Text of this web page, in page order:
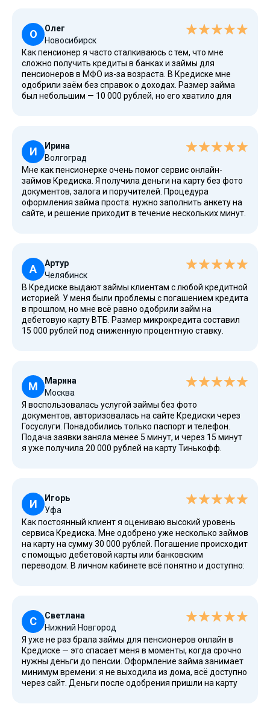
вариант особенно выгодным. Для меня это стало
лучшим выходом в сложной ситуации.
О
Олег
Новосибирск
Как пенсионер я часто сталкиваюсь с тем, что мне
сложно получить кредиты в банках и займы для
пенсионеров в МФО из-за возраста. В Кредиске мне
одобрили заём без справок о доходах. Размер займа
был небольшим — 10 000 рублей, но его хватило для
услуги без скрытых комиссий и переплат. Спасибо!
И
Ирина
Волгоград
Мне как пенсионерке очень помог сервис онлайн-
займов Кредиска. Я получила деньги на карту без фото
документов, залога и поручителей. Процедура
оформления займа проста: нужно заполнить анкету на
сайте, и решение приходит в течение нескольких минут.
без проблем.
А
Артур
Челябинск
В Кредиске выдают займы клиентам с любой кредитной
историей. У меня были проблемы с погашением кредита
в прошлом, но мне всё равно одобрили займ на
дебетовую карту ВТБ. Размер микрокредита составил
15 000 рублей под сниженную процентную ставку.
надежных вариантов для тех, кому нужны деньги
срочно и без лишних формальностей.
М
Марина
Москва
Я воспользовалась услугой займы без фото
документов, авторизовалась на сайте Кредиски через
Госуслуги. Понадобились только паспорт и телефон.
Подача заявки заняла менее 5 минут, и через 15 минут
я уже получила 20 000 рублей на карту Тинькофф.
личный кабинет, что очень удобно. Для меня это был
оптимальный вариант, без лишних вопросов и
сложностей.
И
Игорь
Уфа
Как постоянный клиент я оцениваю высокий уровень
сервиса Кредиска. Мне одобрено уже несколько займов
на карту на сумму 30 000 рублей. Погашение происходит
с помощью дебетовой карты или банковским
переводом. В личном кабинете всё понятно и доступно:
С
Светлана
Нижний Новгород
Я уже не раз брала займы для пенсионеров онлайн в
Кредиске — это спасает меня в моменты, когда срочно
нужны деньги до пенсии. Оформление займа занимает
минимум времени: я не выходила из дома, всё доступно
через сайт. Деньги после одобрения пришли на карту